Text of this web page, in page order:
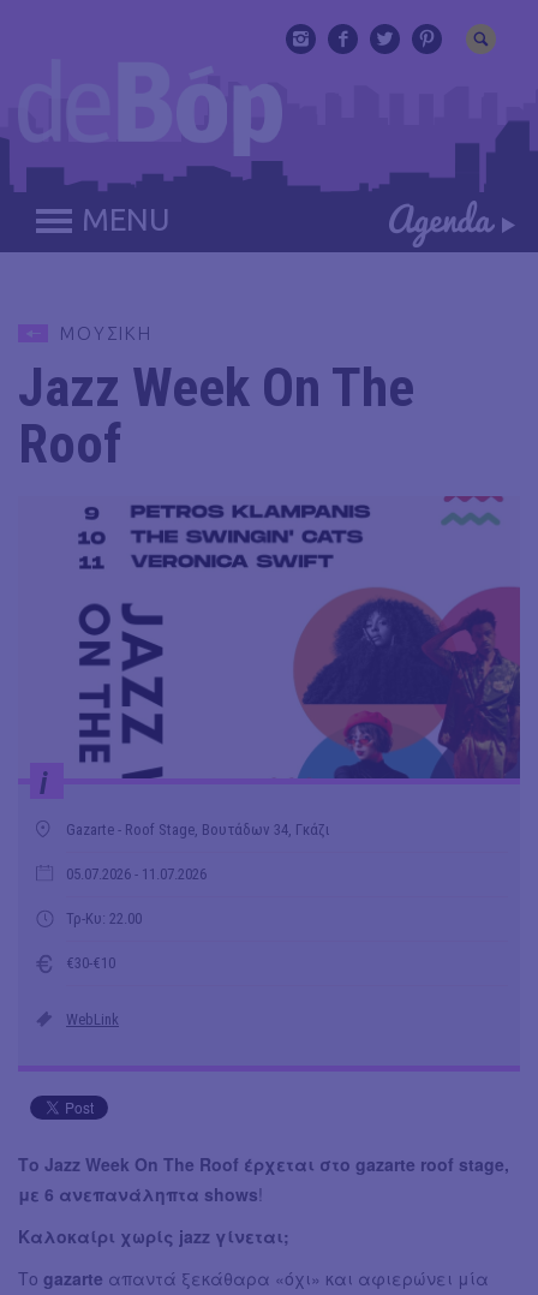
MENU
ΜΟΥΣΙΚΗ
Jazz Week On The
Roof
i
Gazarte - Roof Stage, Βουτάδων 34, Γκάζι
05.07.2026 - 11.07.2026
Τρ-Κυ: 22.00
€30-€10
WebLink
Το Jazz Week On The Roof έρχεται στο gazarte roof stage,
με 6 ανεπανάληπτα shows!
Καλοκαίρι χωρίς jazz γίνεται;
Το gazarte απαντά ξεκάθαρα «όχι» και αφιερώνει μία